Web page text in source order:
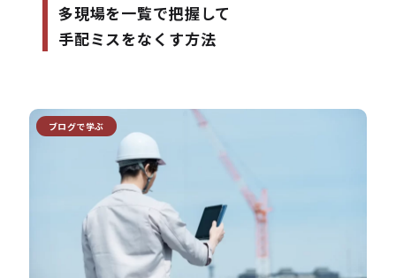
多現場を一覧で把握して
手配ミスをなくす方法
ブログで学ぶ